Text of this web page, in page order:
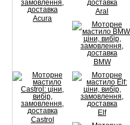
Acura
Aral
BMW
Castrol
Elf